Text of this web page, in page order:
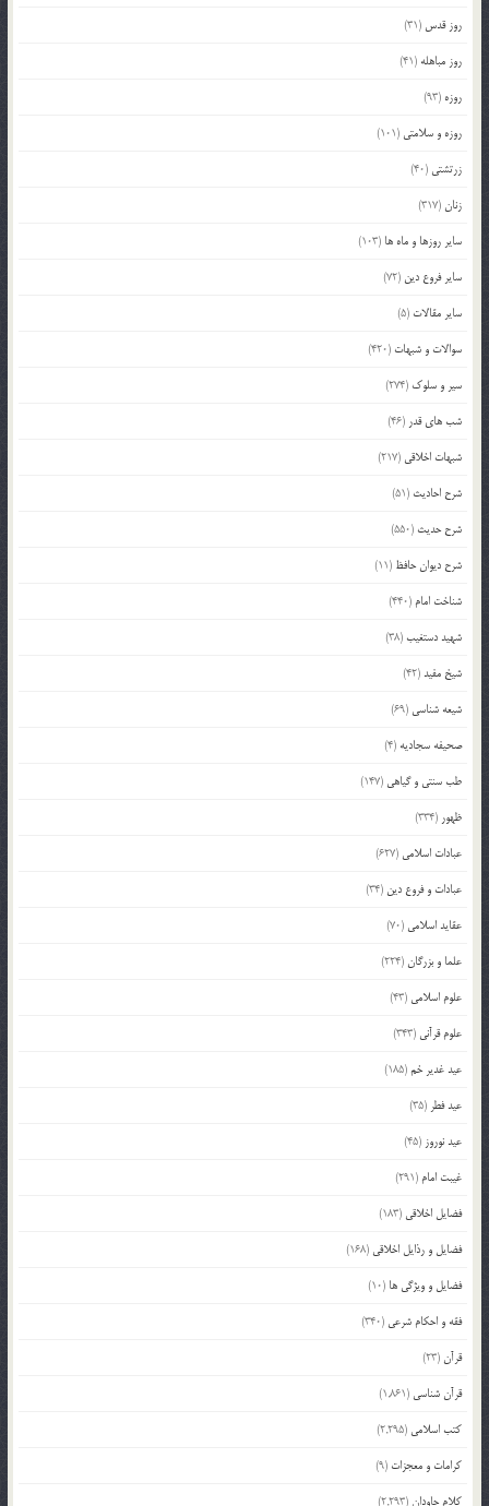
روز قدس (31)
روز مباهله (41)
روزه (93)
روزه و سلامتی (101)
زرتشتی (40)
زنان(317)
سایر روزها و ماه ها (103)
سایر فروع دین (72)
سایر مقالات (5)
سوالات و شبهات (420)
سیر و سلوک (274)
شب های قدر (46)
شبهات اخلاقی (217)
شرح احادیث (51)
شرح حدیث (550)
شرح دیوان حافظ (11)
شناخت امام (440)
شهید دستغیب(38)
شیخ مفید(42)
شیعه شناسی (69)
صحیفه سجادیه (4)
طب سنتی و گیاهی (147)
ظهور (334)
عبادات اسلامی (627)
عبادات و فروع دین (34)
عقاید اسلامی (70)
علما و بزرگان(224)
علوم اسلامی (43)
علوم قرآنی (343)
عید غدیر خم(185)
عید فطر (35)
عید نوروز (45)
غیبت امام (291)
فضایل اخلاقی (183)
فضایل و رذایل اخلاقی (168)
فضایل و ویژگی ها (10)
فقه و احکام شرعی (340)
قرآن(23)
قرآن شناسی (1,861)
کتب اسلامی (2,295)
کرامات و معجزات (9)
کلام جاودان(2,293)